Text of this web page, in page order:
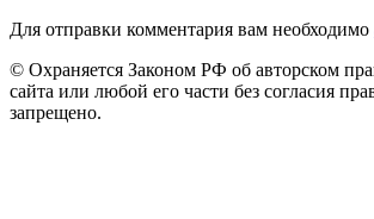
Для отправки комментария вам необходимо
© Охраняется Законом РФ об авторском
сайта или любой его части без согласия
запрещено.